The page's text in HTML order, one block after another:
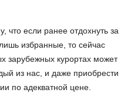
если ранее отдохнуть за
избранные, то сейчас
зарубежных курортах может
из нас, и даже приобрести
по адекватной цене.